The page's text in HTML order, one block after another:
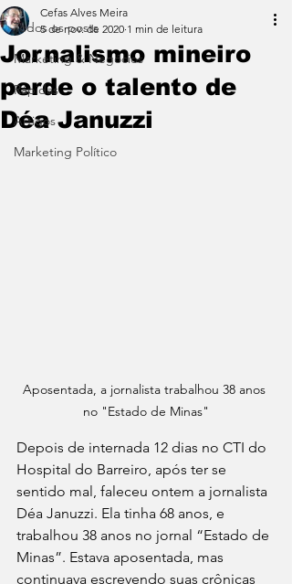
Todos os posts
Marketing & Negócios
Rápidas
Artigos
Marketing Político
Jornalismo mineiro
perde o talento de
Déa Januzzi
Cefas Alves Meira
5 de nov. de 2020 1 min de leitura
Aposentada, a jornalista trabalhou 38 anos
no "Estado de Minas"
Depois de internada 12 dias no CTI do
Hospital do Barreiro, após ter se
sentido mal, faleceu ontem a jornalista
Déa Januzzi. Ela tinha 68 anos, e
trabalhou 38 anos no jornal “Estado de
Minas”. Estava aposentada, mas
continuava escrevendo suas crônicas